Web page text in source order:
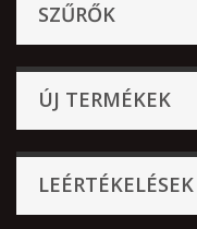
SZŰRŐK
ÚJ TERMÉKEK
LEÉRTÉKELÉSEK